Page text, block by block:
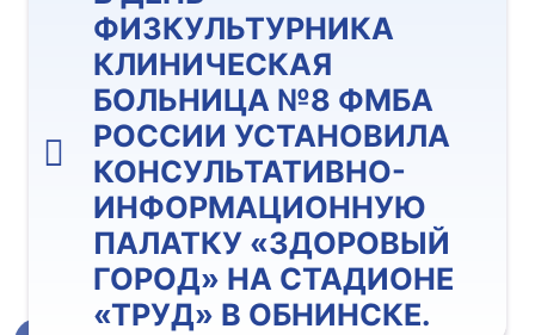
ФИЗКУЛЬТУРНИКА
КЛИНИЧЕСКАЯ
БОЛЬНИЦА №8 ФМБА
РОССИИ УСТАНОВИЛА
КОНСУЛЬТАТИВНО-
ИНФОРМАЦИОННУЮ
ПАЛАТКУ «ЗДОРОВЫЙ
ГОРОД» НА СТАДИОНЕ
«ТРУД» В ОБНИНСКЕ.